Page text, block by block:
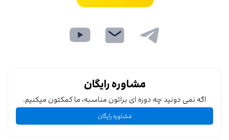
مشاوره رایگان
اگه نمی دونید چه دوره ای براتون مناسبه، ما کمکتون میکنیم.
مشاوره رایگان